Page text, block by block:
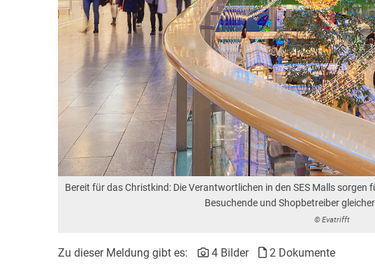
Bereit für das Christkind: Die Verantwortlichen in den SES Malls sorgen
Besuchende und Shopbetreiber
© Evatrifft
Zu dieser Meldung gibt es: 4 Bilder 2 Dokumente